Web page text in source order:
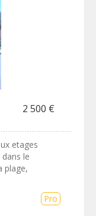
2 500 €
etages
le
plage,
Pro